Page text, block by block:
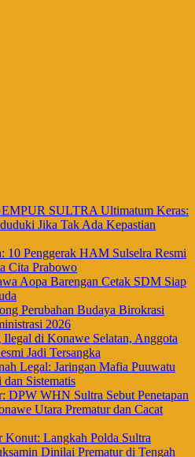
SULTRA Ultimatum Keras:
Jika Tak Ada Kepastian
10 Penggerak HAM Sulselra Resmi
Cita Prabowo
Aopa Barengan Cetak SDM Siap
Perubahan Budaya Birokrasi
2026
di Konawe Selatan, Anggota
Jadi Tersangka
Legal: Jaringan Mafia Puuwatu
Sistematis
DPW WHN Sultra Sebut Penetapan
Utara Prematur dan Cacat
Konut: Langkah Polda Sultra
Dinilai Prematur di Tengah